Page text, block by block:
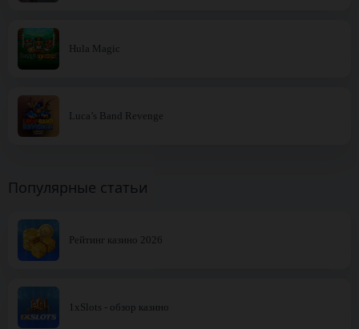
Hula Magic
Luca’s Band Revenge
Популярные статьи
Рейтинг казино 2026
1xSlots - обзор казино